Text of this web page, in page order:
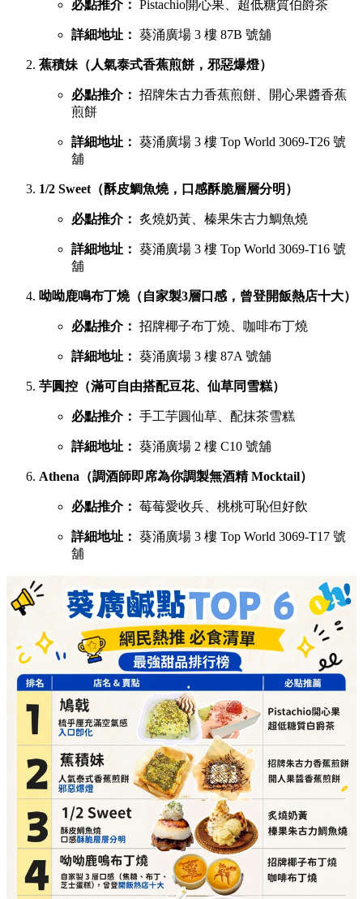
葵廣最強甜品 TOP 6 排行榜
薦的六大甜點名單：
鳩戟（梳乎厘充滿空氣感，入口即化）
必點推介： Pistachio開心果、超低糖質伯爵茶
詳細地址：葵涌廣場 3 樓 87B 號舖
蕉積妹（人氣泰式香蕉煎餅，邪惡爆燈）
必點推介： 招牌朱古力香蕉煎餅、開心果醬香蕉
舖
1/2 Sweet（酥皮鯛魚燒，口感酥脆層層分明）
詳細地址：葵涌廣場 3 樓 Top World 3069-T16 號
舖
呦呦鹿鳴布丁燒（自家製3層口感，曾登開飯熱店十大）
必點推介：招牌椰子布丁燒、咖啡布丁燒
詳細地址： 葵涌廣場 3 樓 87A 號舖
芋圓控（滿可自由搭配豆花、仙草同雪糕）
必點推介：手工芋圓仙草、配抹茶雪糕
詳細地址：葵涌廣場 2 樓 C10 號舖
Athena（調酒師即席為你調製無酒精 Mocktail）
必點推介：莓莓愛收兵、桃桃可恥但好飲
詳細地址：葵涌廣場 3 樓 Top World 3069-T17 號